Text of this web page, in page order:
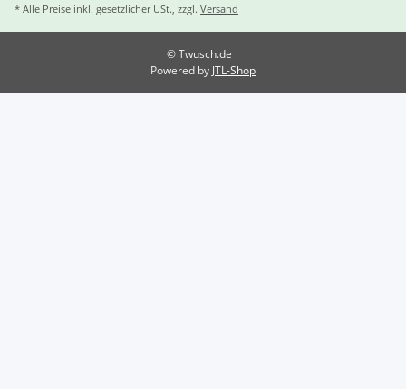
* Alle Preise inkl. gesetzlicher USt., zzgl. Versand
© Twusch.de
Powered by JTL-Shop